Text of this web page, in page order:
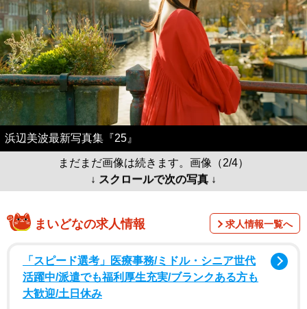
浜辺美波最新写真集『25』
まだまだ画像は続きます。画像（2/4）
↓ スクロールで次の写真 ↓
まいどなの求人情報 求人情報一覧へ
「スピード選考」医療事務/ミドル・シニア世代
活躍中/派遣でも福利厚生充実/ブランクある方も
大歓迎/土日休み